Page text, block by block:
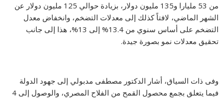
من 53 مليارا و135 مليون دولار، بزيادة حوالي 125 مليون دولار عن
الشهر الماضي، لافتاً كذلك إلى معدلات التضخم، وانخفاض معدل
التضخم على أساس سنوي من 13.4% إلى 13%، هذا إلى جانب
تحقيق معدلات نمو بصورة جيدة.
وفى ذات السياق، أشار الدكتور مصطفى مدبولي إلى جهود الدولة
فيما يتعلق بجمع محصول القمح من الفلاح المصري، والوصول إلى 4